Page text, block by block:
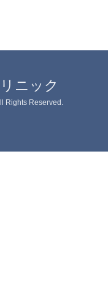
ニック
Rights Reserved.